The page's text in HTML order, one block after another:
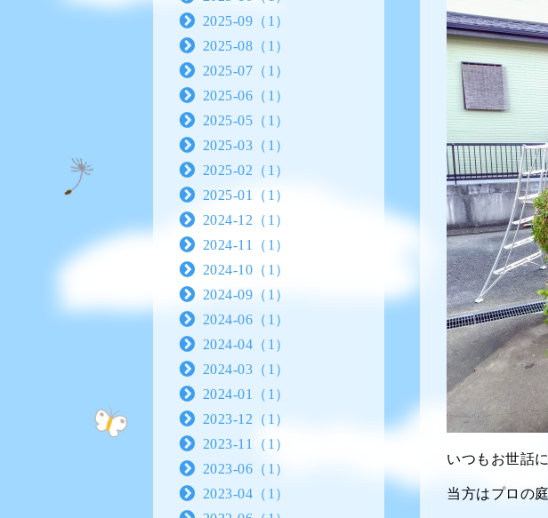
いつもお世話
当方はプロの
2025-09（1）
2025-08（1）
2025-07（1）
2025-06（1）
2025-05（1）
2025-03（1）
2025-02（1）
2025-01（1）
2024-12（1）
2024-11（1）
2024-10（1）
2024-09（1）
2024-06（1）
2024-04（1）
2024-03（1）
2024-01（1）
2023-12（1）
2023-11（1）
2023-06（1）
2023-04（1）